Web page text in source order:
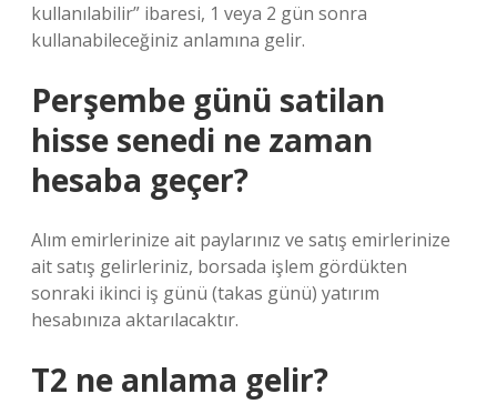
kullanılabilir” ibaresi, 1 veya 2 gün sonra
kullanabileceğiniz anlamına gelir.
Perşembe günü satilan
hisse senedi ne zaman
hesaba geçer?
Alım emirlerinize ait paylarınız ve satış emirlerinize
ait satış gelirleriniz, borsada işlem gördükten
sonraki ikinci iş günü (takas günü) yatırım
hesabınıza aktarılacaktır.
T2 ne anlama gelir?